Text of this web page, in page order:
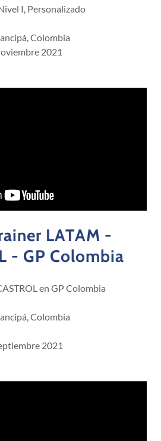
I, Personalizado
Colombia
2021
LATAM -
- GP Colombia
en GP Colombia
Colombia
2021